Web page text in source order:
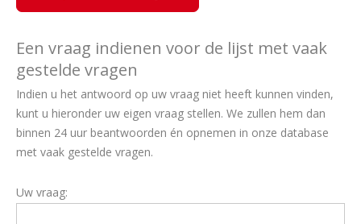
Een vraag indienen voor de lijst met vaak
gestelde vragen
Indien u het antwoord op uw vraag niet heeft kunnen vinden,
kunt u hieronder uw eigen vraag stellen. We zullen hem dan
binnen 24 uur beantwoorden én opnemen in onze database
met vaak gestelde vragen.
Uw vraag: